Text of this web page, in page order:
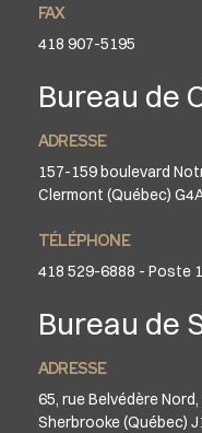
FAX
418 907-5195
Bureau de
ADRESSE
157-159 boulevard
Clermont (Québec)
TÉLÉPHONE
418 529-6888 - Poste
Bureau de
ADRESSE
65, rue Belvédère
Sherbrooke (Québec)